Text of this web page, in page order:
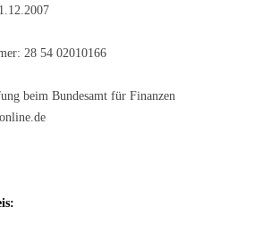
28 54 02010166
beim Bundesamt für Finanzen